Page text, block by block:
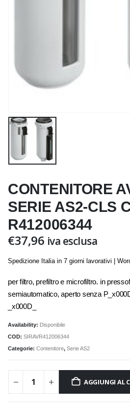
CONTENITORE
SERIE AS2-CLS
R412006344
€37,96 iva esclusa
Spedizione Italia in 7 giorni lavorativi |
per filtro, prefiltro e microfiltro. in
semiautomatico, aperto senza
_x000D_
Availability: Disponibile
COD: SIRAVR412006344
Categorie: Contenitore, Serie AS2
AGGIUNGI AL